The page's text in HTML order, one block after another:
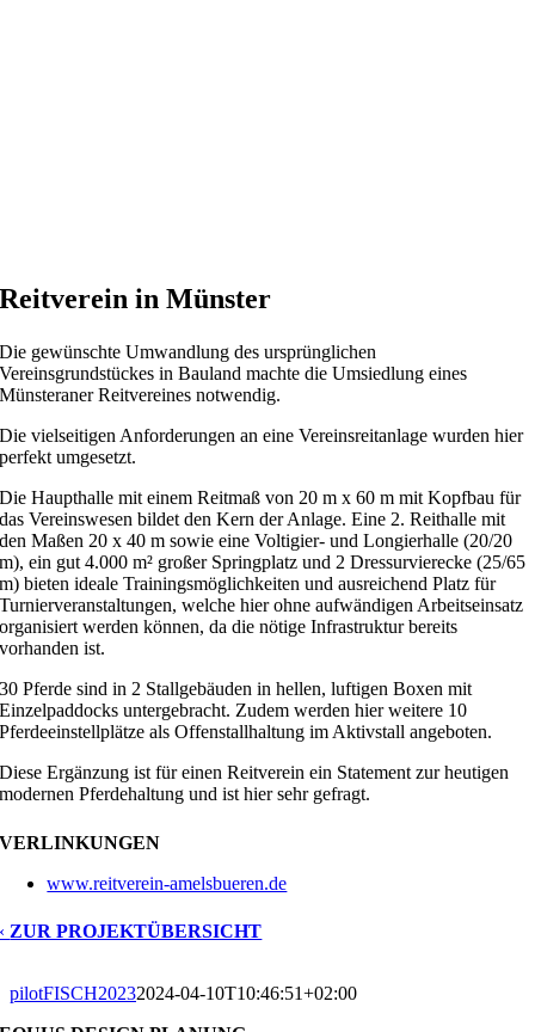
Reitverein in Münster
Die gewünschte Umwandlung des ursprünglichen
Vereinsgrundstückes in Bauland machte die Umsiedlung eines
Münsteraner Reitvereines notwendig.
Die vielseitigen Anforderungen an eine Vereinsreitanlage wurden hier
perfekt umgesetzt.
Die Haupthalle mit einem Reitmaß von 20 m x 60 m mit Kopfbau für
das Vereinswesen bildet den Kern der Anlage. Eine 2. Reithalle mit
den Maßen 20 x 40 m sowie eine Voltigier- und Longierhalle (20/20
m), ein gut 4.000 m² großer Springplatz und 2 Dressurvierecke (25/65
m) bieten ideale Trainingsmöglichkeiten und ausreichend Platz für
Turnierveranstaltungen, welche hier ohne aufwändigen Arbeitseinsatz
organisiert werden können, da die nötige Infrastruktur bereits
vorhanden ist.
30 Pferde sind in 2 Stallgebäuden in hellen, luftigen Boxen mit
Einzelpaddocks untergebracht. Zudem werden hier weitere 10
Pferdeeinstellplätze als Offenstallhaltung im Aktivstall angeboten.
Diese Ergänzung ist für einen Reitverein ein Statement zur heutigen
modernen Pferdehaltung und ist hier sehr gefragt.
VERLINKUNGEN
www.reitverein-amelsbueren.de
‹ ZUR PROJEKTÜBERSICHT
pilotFISCH20232024-04-10T10:46:51+02:00